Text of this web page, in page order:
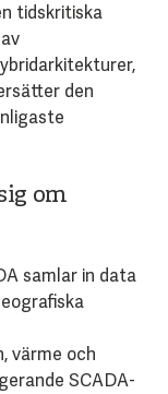
tidskritiska
den
om
samlar in data
värme och
SCADA-